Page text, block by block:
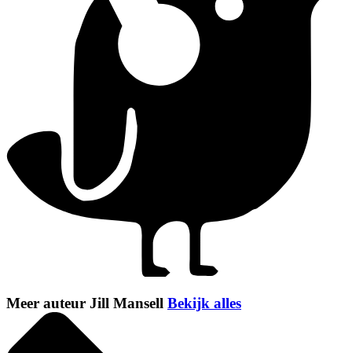
Meer auteur Jill Mansell Bekijk alles